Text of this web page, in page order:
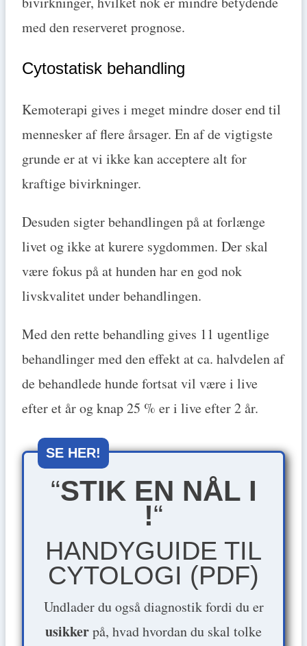
med den reserveret prognose.
Cytostatisk behandling
Kemoterapi gives i meget mindre doser end til
mennesker af flere årsager. En af de vigtigste
grunde er at vi ikke kan acceptere alt for
kraftige bivirkninger.
Desuden sigter behandlingen på at forlænge
livet og ikke at kurere sygdommen. Der skal
være fokus på at hunden har en god nok
livskvalitet under behandlingen.
Med den rette behandling gives 11 ugentlige
behandlinger med den effekt at ca. halvdelen af
de behandlede hunde fortsat vil være i live
efter et år og knap 25 % er i live efter 2 år.
SE HER!
“STIK EN NÅL I
!“
HANDYGUIDE TIL
CYTOLOGI (PDF)
Undlader du også diagnostik fordi du er
usikkerpå, hvad hvordan du skal tolke